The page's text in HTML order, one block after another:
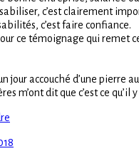
c’est clairement
c’est faire confiance.
ce témoignage qui remet
un jour accouché d’une pierre
m’ont dit que c’est ce qu’il